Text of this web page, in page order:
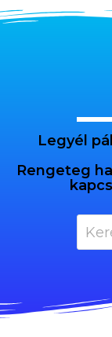
Legyél
Rengeteg